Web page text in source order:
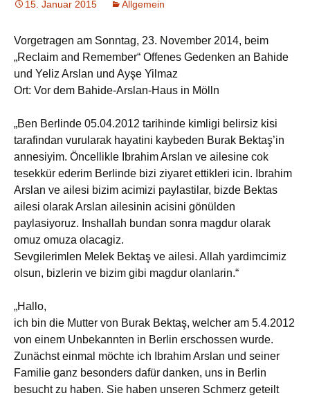
15. Januar 2015 Allgemein
Vorgetragen am Sonntag, 23. November 2014, beim
„Reclaim and Remember“ Offenes Gedenken an Bahide
und Yeliz Arslan und Ayşe Yilmaz
Ort: Vor dem Bahide-Arslan-Haus in Mölln
„Ben Berlinde 05.04.2012 tarihinde kimligi belirsiz kisi
tarafindan vurularak hayatini kaybeden Burak Bektaş’in
annesiyim. Öncellikle Ibrahim Arslan ve ailesine cok
tesekkür ederim Berlinde bizi ziyaret ettikleri icin. Ibrahim
Arslan ve ailesi bizim acimizi paylastilar, bizde Bektas
ailesi olarak Arslan ailesinin acisini gönülden
paylasiyoruz. Inshallah bundan sonra magdur olarak
omuz omuza olacagiz.
Sevgilerimlen Melek Bektaş ve ailesi. Allah yardimcimiz
olsun, bizlerin ve bizim gibi magdur olanlarin.“
„Hallo,
ich bin die Mutter von Burak Bektaş, welcher am 5.4.2012
von einem Unbekannten in Berlin erschossen wurde.
Zunächst einmal möchte ich Ibrahim Arslan und seiner
Familie ganz besonders dafür danken, uns in Berlin
besucht zu haben. Sie haben unseren Schmerz geteilt